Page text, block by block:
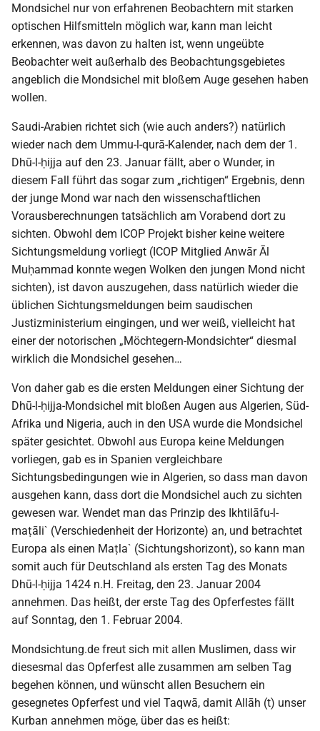
Mondsichel nur von erfahrenen Beobachtern mit starken
optischen Hilfsmitteln möglich war, kann man leicht
erkennen, was davon zu halten ist, wenn ungeübte
Beobachter weit außerhalb des Beobachtungsgebietes
angeblich die Mondsichel mit bloßem Auge gesehen haben
wollen.
Saudi-Arabien richtet sich (wie auch anders?) natürlich
wieder nach dem Ummu-l-qurā-Kalender, nach dem der 1.
Dhū-l-ḥijja auf den 23. Januar fällt, aber o Wunder, in
diesem Fall führt das sogar zum „richtigen“ Ergebnis, denn
der junge Mond war nach den wissenschaftlichen
Vorausberechnungen tatsächlich am Vorabend dort zu
sichten. Obwohl dem ICOP Projekt bisher keine weitere
Sichtungsmeldung vorliegt (ICOP Mitglied Anwār Āl
Muḥammad konnte wegen Wolken den jungen Mond nicht
sichten), ist davon auszugehen, dass natürlich wieder die
üblichen Sichtungsmeldungen beim saudischen
Justizministerium eingingen, und wer weiß, vielleicht hat
einer der notorischen „Möchtegern-Mondsichter“ diesmal
wirklich die Mondsichel gesehen…
Von daher gab es die ersten Meldungen einer Sichtung der
Dhū-l-ḥijja-Mondsichel mit bloßen Augen aus Algerien, Süd-
Afrika und Nigeria, auch in den USA wurde die Mondsichel
später gesichtet. Obwohl aus Europa keine Meldungen
vorliegen, gab es in Spanien vergleichbare
Sichtungsbedingungen wie in Algerien, so dass man davon
ausgehen kann, dass dort die Mondsichel auch zu sichten
gewesen war. Wendet man das Prinzip des Ikhtilāfu-l-
maṭāli` (Verschiedenheit der Horizonte) an, und betrachtet
Europa als einen Maṭla` (Sichtungshorizont), so kann man
somit auch für Deutschland als ersten Tag des Monats
Dhū-l-ḥijja 1424 n.H. Freitag, den 23. Januar 2004
annehmen. Das heißt, der erste Tag des Opferfestes fällt
auf Sonntag, den 1. Februar 2004.
Mondsichtung.de freut sich mit allen Muslimen, dass wir
diesesmal das Opferfest alle zusammen am selben Tag
begehen können, und wünscht allen Besuchern ein
gesegnetes Opferfest und viel Taqwā, damit Allāh (t) unser
Kurban annehmen möge, über das es heißt: